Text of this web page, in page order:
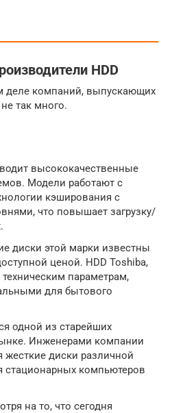
HDD
деле компаний, выпускающих
так много.
высококачественные
Модели работают с
кэширования с
что повышает загрузку/
диски этой марки известны
ценой. HDD Toshiba,
параметрам,
для бытового
одной из старейших
Инженерами компании
жесткие диски различной
стационарных компьютеров
на то, что сегодня